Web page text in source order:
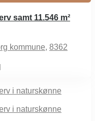
samt 11.546 m²
kommune, 8362